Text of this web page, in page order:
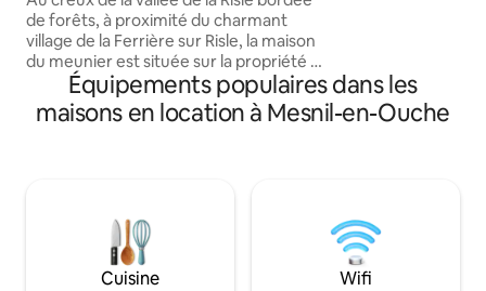
de forêts, à proximité du charmant
village de la Ferrière sur Risle, la maison
du meunier est située sur la propriété du
Moulin à Tan, occupé par les
propriétaires. Le grand terrain
entièrement clos garantit un calme
meuniers lorsque le moulin était en
fonctionnement du 18ème au début du
20ème siècle.
riding. Fishing.
really are in the
Équipements populaires dans les
maisons en location à Mesnil-en-Ouche
Cuisine Wifi